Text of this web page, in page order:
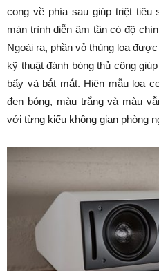
cong về phía sau giúp triệt tiêu
màn trình diễn âm tần có độ
Ngoài ra, phần vỏ thùng loa
kỹ thuật đánh bóng thủ công
bẩy và bắt mắt. Hiện mẫu loa
đen bóng, màu trắng và màu
với từng kiểu không gian phòng